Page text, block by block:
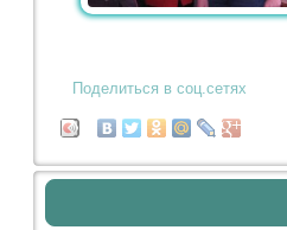
Поделиться в соц.сетях